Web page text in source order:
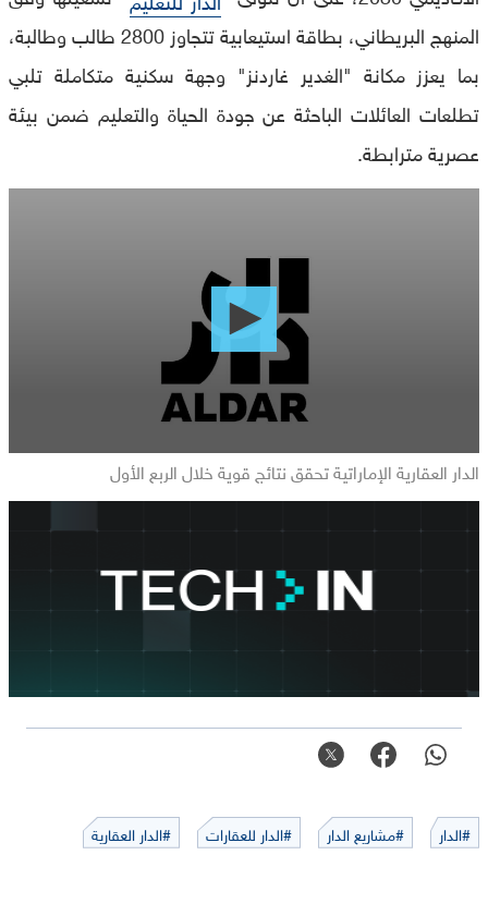
المنهج البريطاني، بطاقة استيعابية تتجاوز 2800 طالب وطالبة،
بما يعزز مكانة "الغدير غاردنز" وجهة سكنية متكاملة تلبي
تطلعات العائلات الباحثة عن جودة الحياة والتعليم ضمن بيئة
عصرية مترابطة.
الدار العقارية الإماراتية تحقق نتائج قوية خلال الربع الأول
#الدار #مشاريع الدار #الدار للعقارات #الدار العقارية